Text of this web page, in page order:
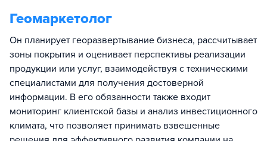
Геомаркетолог
Он планирует георазвертывание бизнеса, рассчитывает
зоны покрытия и оценивает перспективы реализации
продукции или услуг, взаимодействуя с техническими
специалистами для получения достоверной
информации. В его обязанности также входит
мониторинг клиентской базы и анализ инвестиционного
климата, что позволяет принимать взвешенные